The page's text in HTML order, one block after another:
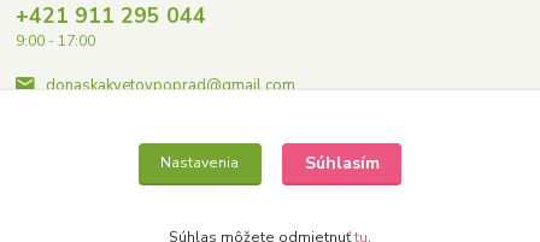
+421 911 295 044
9:00 - 17:00
donaskakvetovpoprad@gmail.com
Nastavenia Súhlasím
Súhlas môžete odmietnuťtu.